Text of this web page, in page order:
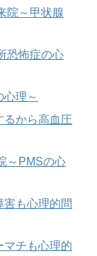
院～甲状腺
恐怖症の心
心理～
るから高血圧
～PMSの心
も心理的問
チも心理的